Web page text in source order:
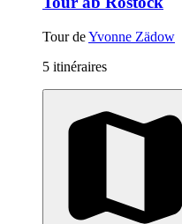
Tour deYvonne Zädow
5 itinéraires